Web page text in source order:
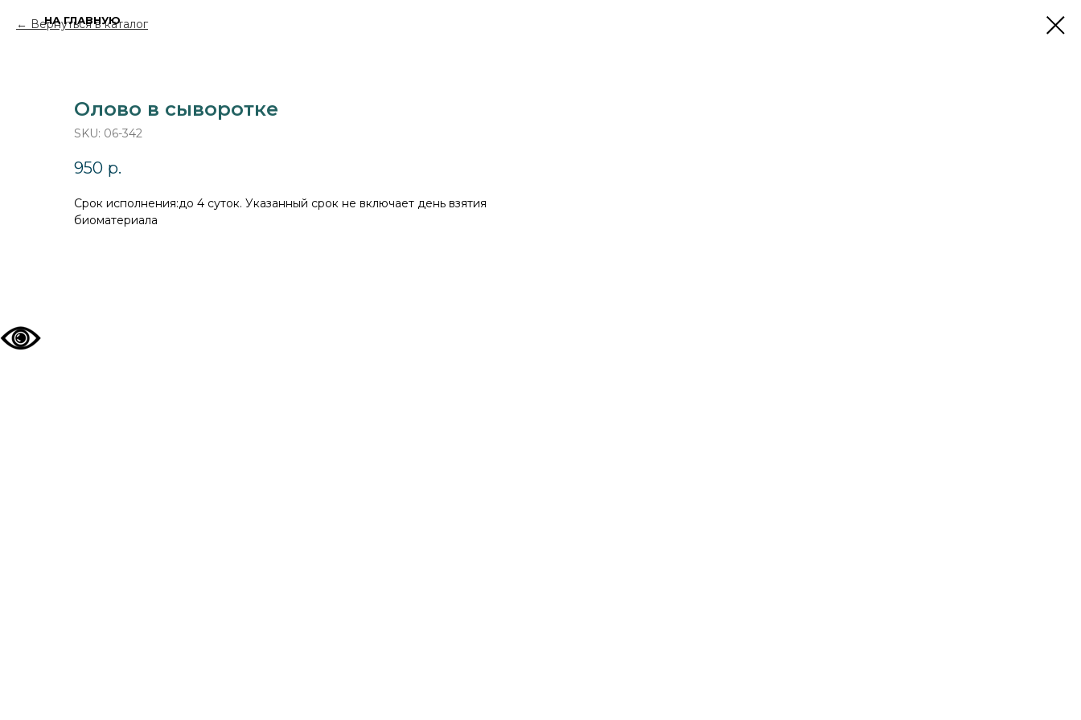
Вернуться в каталог
Олово в сыворотке
SKU: 06-342
950 р.
Cрок исполнения:до 4 суток. Указанный срок не включает день взятия
биоматериала
НА ГЛАВНУЮ